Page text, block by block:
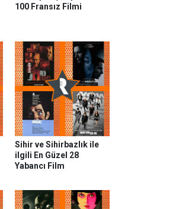
100 Fransız Filmi
Sihir ve Sihirbazlık ile
ilgili En Güzel 28
Yabancı Film